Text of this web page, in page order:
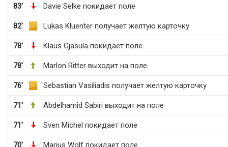
83' Davie Selke покидает поле
82' Lukas Kluenter получает желтую карточку
78' Klaus Gjasula покидает поле
78' Marlon Ritter выходит на поле
76' Sebastian Vasiliadis получает желтую карточку
71' Abdelhamid Sabiri выходит на поле
71' Sven Michel покидает поле
70' Marius Wolf покидает поле